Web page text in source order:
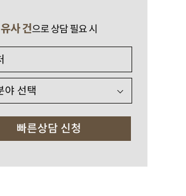
유사 건으로 상담 필요 시